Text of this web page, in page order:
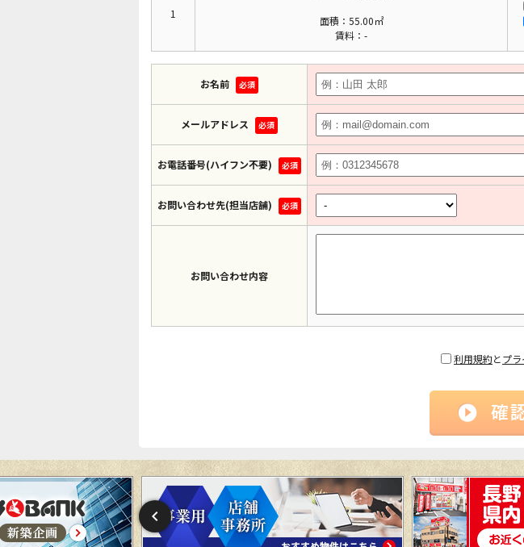
1
面積：55.00㎡
賃料：-
お名前 必須
メールアドレス 必須
お電話番号(ハイフン不要) 必須
お問い合わせ先(担当店舗) 必須
お問い合わせ内容
利用規約とプ